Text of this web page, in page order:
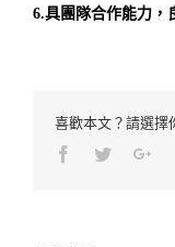
6.具團隊合作能力，
喜歡本文？請選擇
Facebook
Twitter